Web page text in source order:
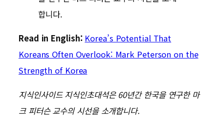
합니다.
Read in English: Korea’s Potential That
Koreans Often Overlook: Mark Peterson on the
Strength of Korea
지식인사이드 지식인초대석은 60년간 한국을 연구한 마
크 피터슨 교수의 시선을 소개합니다.